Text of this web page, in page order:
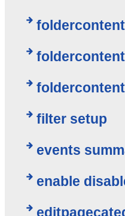
filter setup
events
enable